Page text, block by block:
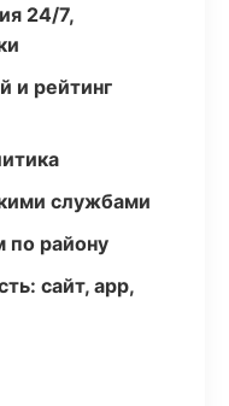
24/7,
и рейтинг
службами
по району
сайт, app,